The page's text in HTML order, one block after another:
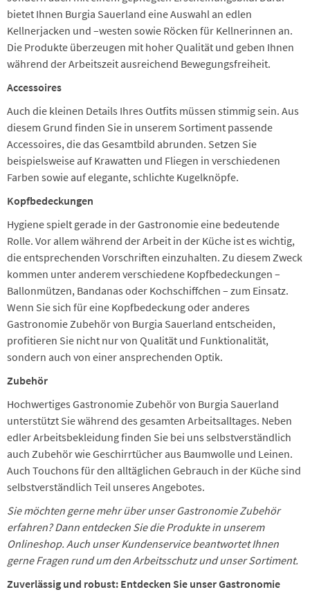
bietet Ihnen Burgia Sauerland eine Auswahl an edlen
Kellnerjacken und –westen sowie Röcken für Kellnerinnen an.
Die Produkte überzeugen mit hoher Qualität und geben Ihnen
während der Arbeitszeit ausreichend Bewegungsfreiheit.
Accessoires
Auch die kleinen Details Ihres Outfits müssen stimmig sein. Aus
diesem Grund finden Sie in unserem Sortiment passende
Accessoires, die das Gesamtbild abrunden. Setzen Sie
beispielsweise auf Krawatten und Fliegen in verschiedenen
Farben sowie auf elegante, schlichte Kugelknöpfe.
Kopfbedeckungen
Hygiene spielt gerade in der Gastronomie eine bedeutende
Rolle. Vor allem während der Arbeit in der Küche ist es wichtig,
die entsprechenden Vorschriften einzuhalten. Zu diesem Zweck
kommen unter anderem verschiedene Kopfbedeckungen –
Ballonmützen, Bandanas oder Kochschiffchen – zum Einsatz.
Wenn Sie sich für eine Kopfbedeckung oder anderes
Gastronomie Zubehör von Burgia Sauerland entscheiden,
profitieren Sie nicht nur von Qualität und Funktionalität,
sondern auch von einer ansprechenden Optik.
Zubehör
Hochwertiges Gastronomie Zubehör von Burgia Sauerland
unterstützt Sie während des gesamten Arbeitsalltages. Neben
edler Arbeitsbekleidung finden Sie bei uns selbstverständlich
auch Zubehör wie Geschirrtücher aus Baumwolle und Leinen.
Auch Touchons für den alltäglichen Gebrauch in der Küche sind
selbstverständlich Teil unseres Angebotes.
Sie möchten gerne mehr über unser Gastronomie Zubehör
erfahren? Dann entdecken Sie die Produkte in unserem
Onlineshop. Auch unser Kundenservice beantwortet Ihnen
gerne Fragen rund um den Arbeitsschutz und unser Sortiment.
Zuverlässig und robust: Entdecken Sie unser Gastronomie